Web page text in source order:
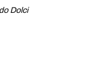
Dolci